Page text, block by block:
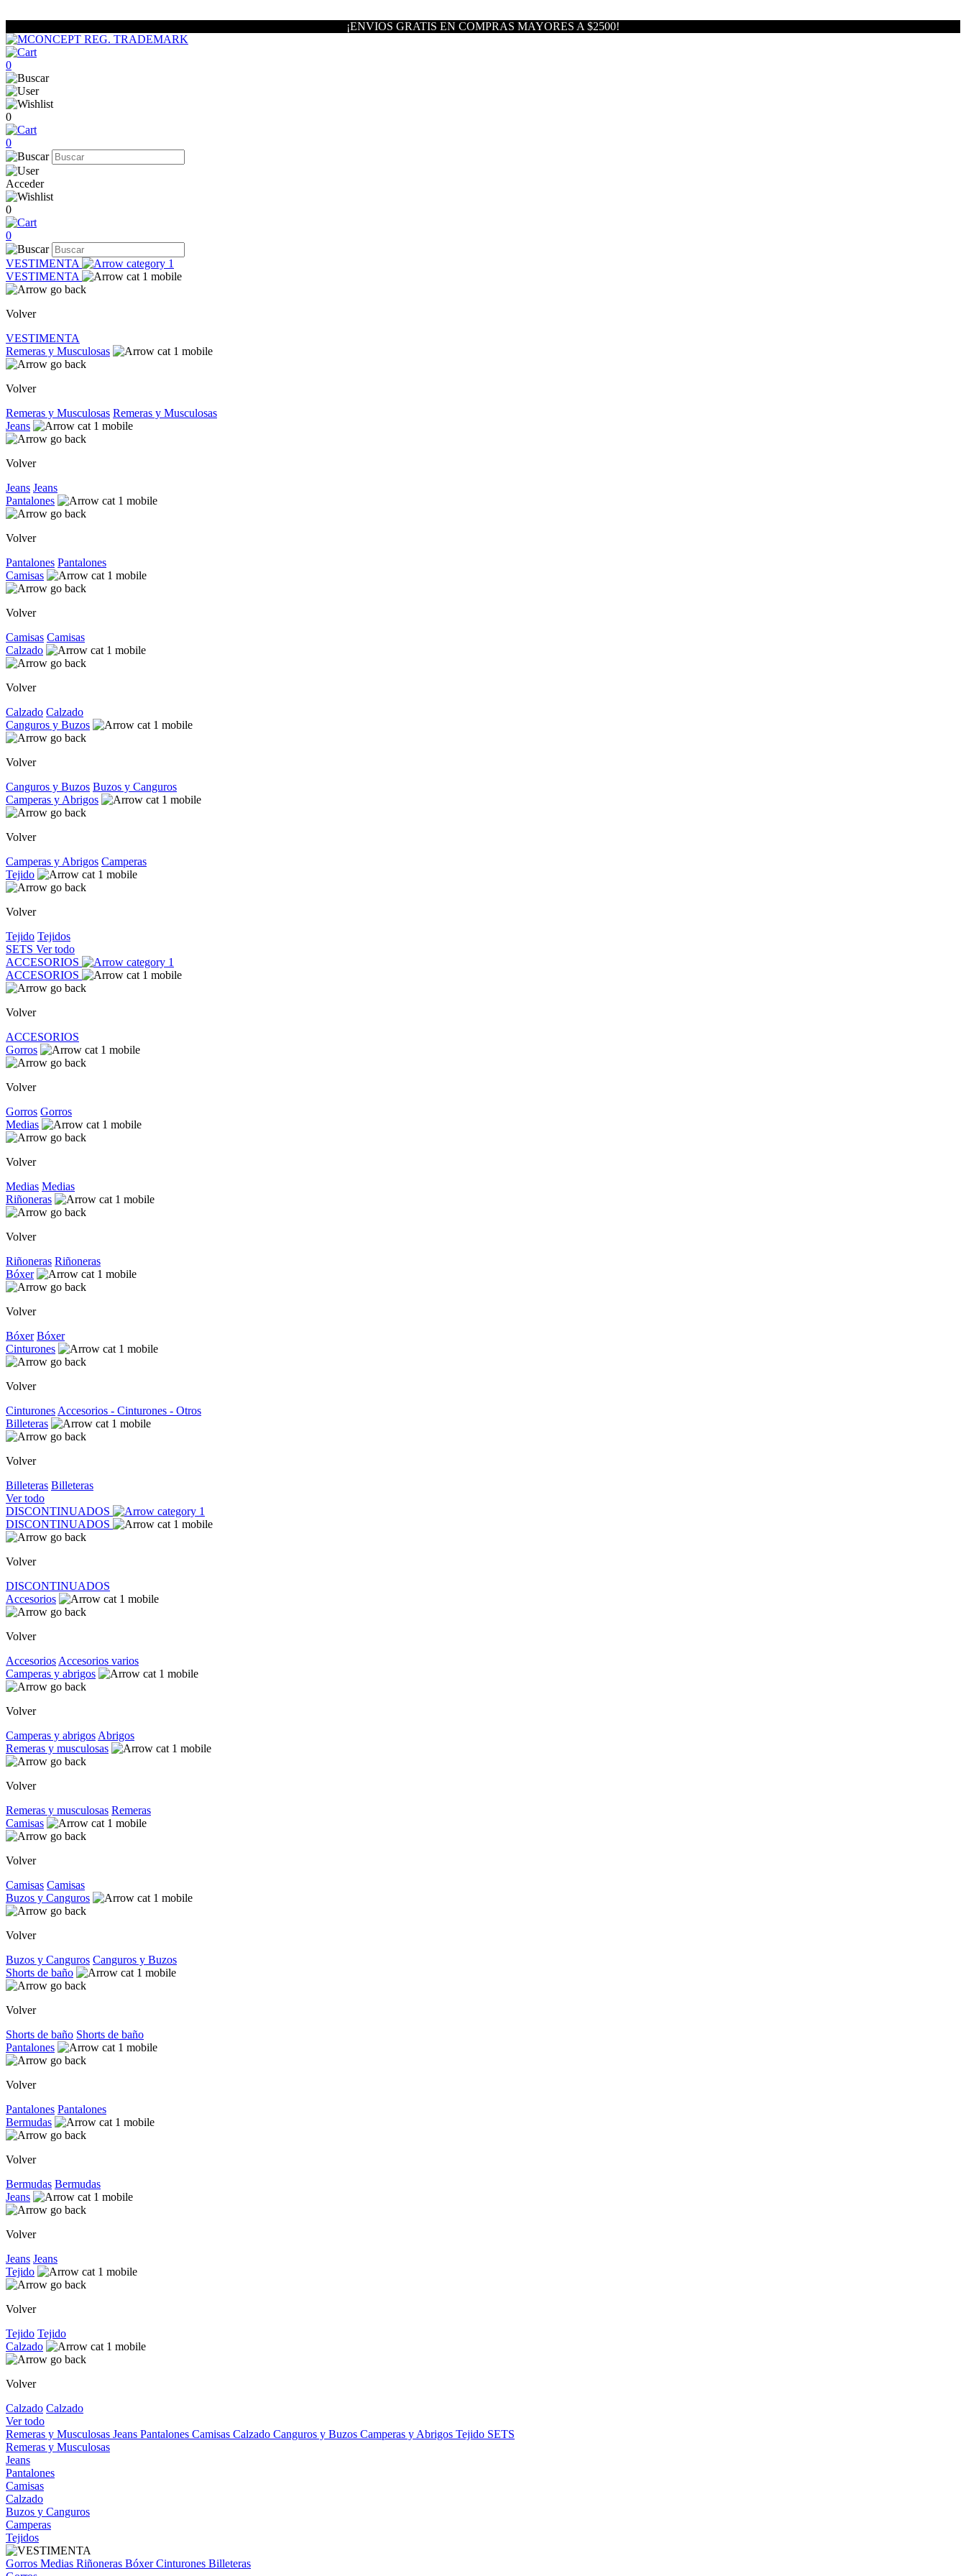
¡ENVIOS GRATIS EN COMPRAS MAYORES A $2500!
0
0
0
Acceder
0
0
VESTIMENTA
VESTIMENTA
Volver
VESTIMENTA
Remeras y Musculosas
Volver
Remeras y Musculosas Remeras y Musculosas
Jeans
Volver
Jeans Jeans
Pantalones
Volver
Pantalones Pantalones
Camisas
Volver
Camisas Camisas
Calzado
Volver
Calzado Calzado
Canguros y Buzos
Volver
Canguros y Buzos Buzos y Canguros
Camperas y Abrigos
Volver
Camperas y Abrigos Camperas
Tejido
Volver
Tejido Tejidos
SETS Ver todo
ACCESORIOS
ACCESORIOS
Volver
ACCESORIOS
Gorros
Volver
Gorros Gorros
Medias
Volver
Medias Medias
Riñoneras
Volver
Riñoneras Riñoneras
Bóxer
Volver
Bóxer Bóxer
Cinturones
Volver
Cinturones Accesorios - Cinturones - Otros
Billeteras
Volver
Billeteras Billeteras
Ver todo
DISCONTINUADOS
DISCONTINUADOS
Volver
DISCONTINUADOS
Accesorios
Volver
Accesorios Accesorios varios
Camperas y abrigos
Volver
Camperas y abrigos Abrigos
Remeras y musculosas
Volver
Remeras y musculosas Remeras
Camisas
Volver
Camisas Camisas
Buzos y Canguros
Volver
Buzos y Canguros Canguros y Buzos
Shorts de baño
Volver
Shorts de baño Shorts de baño
Pantalones
Volver
Pantalones Pantalones
Bermudas
Volver
Bermudas Bermudas
Jeans
Volver
Jeans Jeans
Tejido
Volver
Tejido Tejido
Calzado
Volver
Calzado Calzado
Ver todo
Remeras y Musculosas Jeans Pantalones Camisas Calzado Canguros y Buzos Camperas y Abrigos Tejido SETS
Remeras y Musculosas
Jeans
Pantalones
Camisas
Calzado
Buzos y Canguros
Camperas
Tejidos
Gorros Medias Riñoneras BóxerCinturones Billeteras